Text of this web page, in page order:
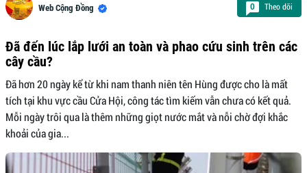
Web Cộng Đồng 0 Theo dõi
Đã đến lúc lắp lưới an toàn và phao cứu sinh trên các
cây cầu?
Đã hơn 20 ngày kể từ khi nam thanh niên tên Hùng được cho là mất
tích tại khu vực cầu Cửa Hội, công tác tìm kiếm vẫn chưa có kết quả.
Mỗi ngày trôi qua là thêm những giọt nước mắt và nỗi chờ đợi khắc
khoải của gia...